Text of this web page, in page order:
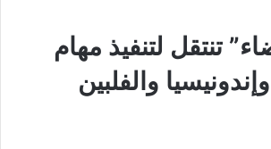
تنتقل لتنفيذ مهام
والفلبين